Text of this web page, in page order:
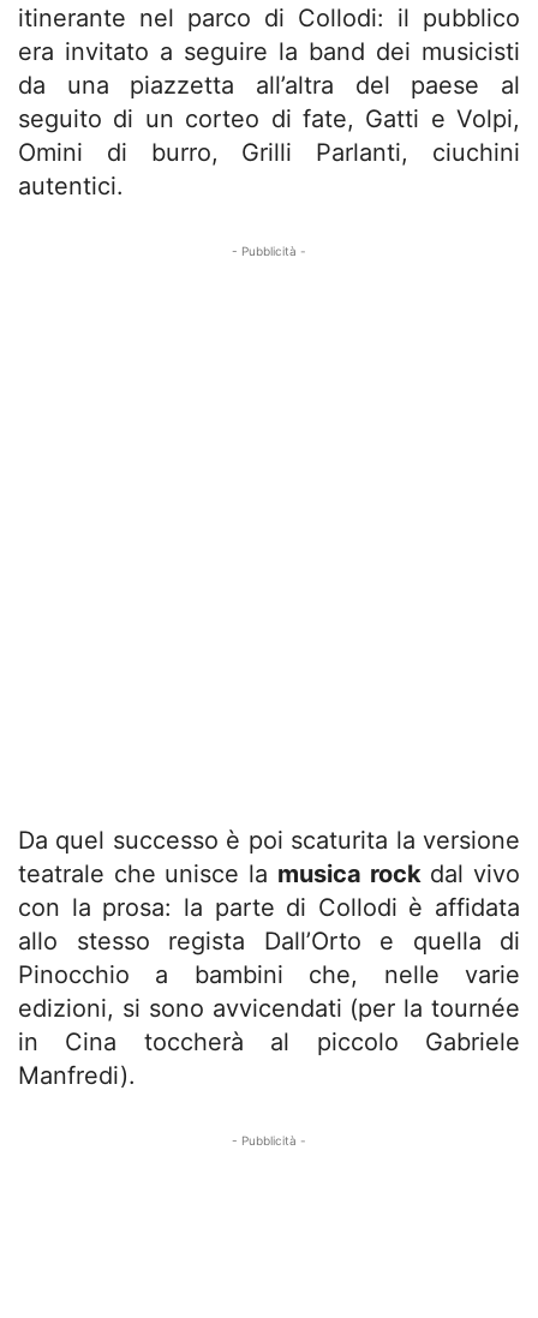
itinerante nel parco di Collodi: il pubblico
era invitato a seguire la band dei musicisti
da una piazzetta all’altra del paese al
seguito di un corteo di fate, Gatti e Volpi,
Omini di burro, Grilli Parlanti, ciuchini
autentici.
- Pubblicità -
Da quel successo è poi scaturita la versione
teatrale che unisce la musica rockdal vivo
con la prosa: la parte di Collodi è affidata
allo stesso regista Dall’Orto e quella di
Pinocchio a bambini che, nelle varie
edizioni, si sono avvicendati (per la tournée
in Cina toccherà al piccolo Gabriele
Manfredi).
- Pubblicità -